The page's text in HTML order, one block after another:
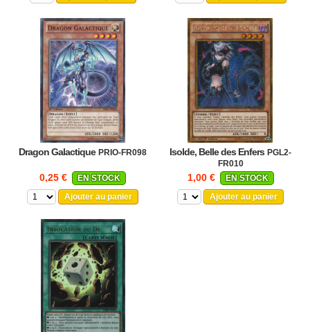
Dragon Galactique PRIO-FR098
0,25 €
EN STOCK
Ajouter au panier
Isolde, Belle des Enfers PGL2-
FR010
1,00 €
EN STOCK
Ajouter au panier